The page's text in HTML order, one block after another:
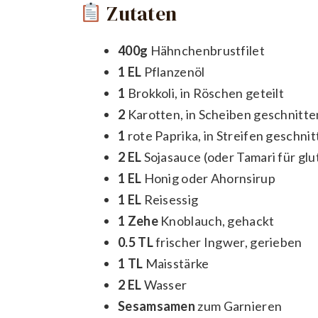
Zutaten
400g Hähnchenbrustfilet
1 EL Pflanzenöl
1 Brokkoli, in Röschen geteilt
2 Karotten, in Scheiben
1 rote Paprika, in Streifen
2 ELSojasauce (oder Tamari für
1 EL Honig oder Ahornsirup
1 EL Reisessig
1 ZeheKnoblauch, gehackt
0.5 TLfrischer Ingwer, gerieben
1 TL Maisstärke
2 ELWasser
Sesamsamen zum Garnieren